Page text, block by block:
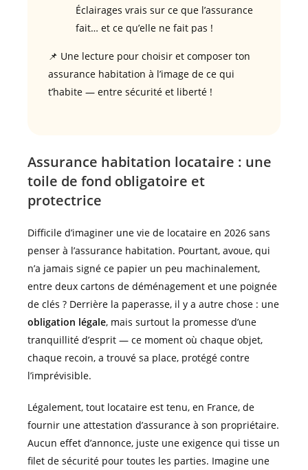
Éclairages vrais sur ce que l’assurance
fait… et ce qu’elle ne fait pas !
📌 Une lecture pour choisir et composer ton
assurance habitation à l’image de ce qui
t’habite — entre sécurité et liberté !
Assurance habitation locataire : une
toile de fond obligatoire et
protectrice
Difficile d’imaginer une vie de locataire en 2026 sans
penser à l’assurance habitation. Pourtant, avoue, qui
n’a jamais signé ce papier un peu machinalement,
entre deux cartons de déménagement et une poignée
de clés ? Derrière la paperasse, il y a autre chose : une
obligation légale, mais surtout la promesse d’une
tranquillité d’esprit — ce moment où chaque objet,
chaque recoin, a trouvé sa place, protégé contre
l’imprévisible.
Légalement, tout locataire est tenu, en France, de
fournir une attestation d’assurance à son propriétaire.
Aucun effet d’annonce, juste une exigence qui tisse un
filet de sécurité pour toutes les parties. Imagine une